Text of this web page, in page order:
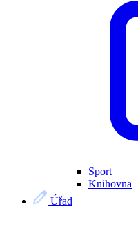
Sport
Knihovna
Úřad